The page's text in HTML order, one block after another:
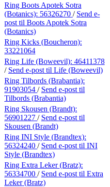
Ring Boots Apotek Sotra
(Botanics): 56326270 / Send e-
post til Boots Apotek Sotra
(Botanics)
Ring Kicks (Boucheron):
33221064
Ring Life (Boweevil): 46411378
/ Send e-post til Life (Boweevil)
Ring Tilbords (Brabantia):
91903054 / Send e-post til
Tilbords (Brabantia)
Ring Skousen (Brandt):
56901227 / Send e-post til
Skousen (Brandt)
Ring INI Style (Brandtex):
56324240 / Send e-post til INI
Style (Brandtex)
Ring Extra Leker (Bratz):
56334700 / Send e-post til Extra
Leker (Bratz)